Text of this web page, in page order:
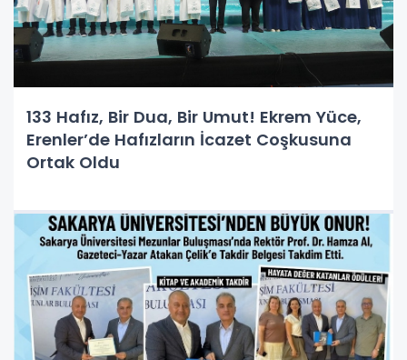
133 Hafız, Bir Dua, Bir Umut! Ekrem Yüce,
Erenler’de Hafızların İcazet Coşkusuna
Ortak Oldu